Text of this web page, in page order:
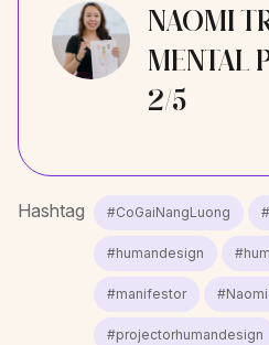
NAOMI
MENTAL
2/5
Hashtag #CoGaiNangLuong
#humandesign
#manifestor
#projectorhumandesign